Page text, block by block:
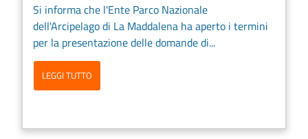
Si informa che l'Ente Parco Nazionale
dell'Arcipelago di La Maddalena ha aperto i termini
per la presentazione delle domande di...
LEGGI TUTTO